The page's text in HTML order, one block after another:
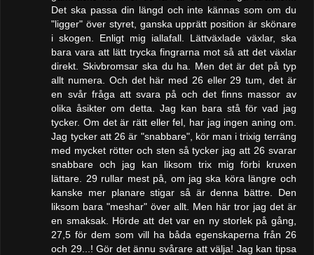
Det ska passa din längd och inte kännas som om du
"ligger" över styret, ganska upprätt position är skönare
i skogen. Enligt mig iallafall. Lättväxlade växlar, ska
bara vara att lätt trycka fingrarna mot så att det växlar
direkt. Skivbromsar ska du ha. Men det är det på typ
allt numera. Och det här med 26 eller 29 tum, det är
en svår fråga att svara på och det finns massor av
olika åsikter om detta. Jag kan bara stå för vad jag
tycker. Om det är rätt eller fel, har jag ingen aning om.
Jag tycker att 26 är "snabbare", kör man i trixig terräng
med mycket rötter och sten så tycker jag att 26 svarar
snabbare och jag kan liksom trix mig förbi kruxen
lättare. 29 rullar mest på, om jag ska köra längre och
kanske mer planare stigar så är denna bättre. Den
liksom bara "meshar" över allt. Men här tror jag det är
en smaksak. Hörde att det var en ny storlek på gång,
27,5 för dem som vill ha båda egenskaperna från 26
och 29...! Gör det ännu svårare att välja! Jag kan tipsa